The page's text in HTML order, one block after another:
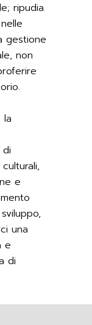
ripudia
gestione
non
la
e
una
e
di